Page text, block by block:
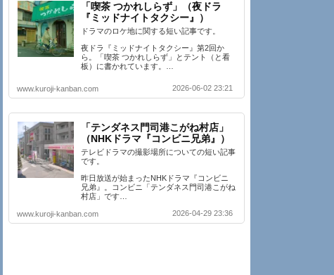
「喫茶 つかれしらず」（夜ドラ
『ミッドナイトタクシー』）
ドラマのロケ地に関する短い記事です。
夜ドラ『ミッドナイトタクシー』第2回か
ら。「喫茶 つかれしらず」とテント（と看
板）に書かれています。…
www.kuroji-kanban.com 2026-06-02 23:21
「テンダネス門司港こがね村店」
（NHKドラマ『コンビニ兄弟』）
テレビドラマの撮影場所についての短い記事
です。
昨日放送が始まったNHKドラマ『コンビニ
兄弟』。コンビニ「テンダネス門司港こがね
村店」です…
www.kuroji-kanban.com 2026-04-29 23:36